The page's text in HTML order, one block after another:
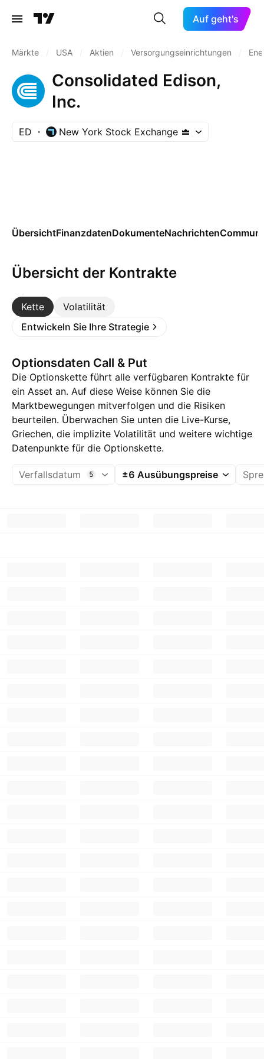
Auf geht's
Märkte USA Aktien Versorgungseinrichtungen
Consolidated Edison,
Inc.
ED New York Stock Exchange
ÜbersichtFinanzdatenDokumenteNachrichten
Übersicht der Kontrakte
Kette
Volatilität
Entwickeln Sie Ihre Strategie
Optionsdaten Call & Put
Die Optionskette führt alle verfügbaren Kontrakte für
ein Asset an. Auf diese Weise können Sie die
Marktbewegungen mitverfolgen und die Risiken
beurteilen. Überwachen Sie unten die Live-Kurse,
Griechen, die implizite Volatilität und weitere wichtige
Datenpunkte für die Optionskette.
Verfallsdatum 5 ±6 Ausübungspreise